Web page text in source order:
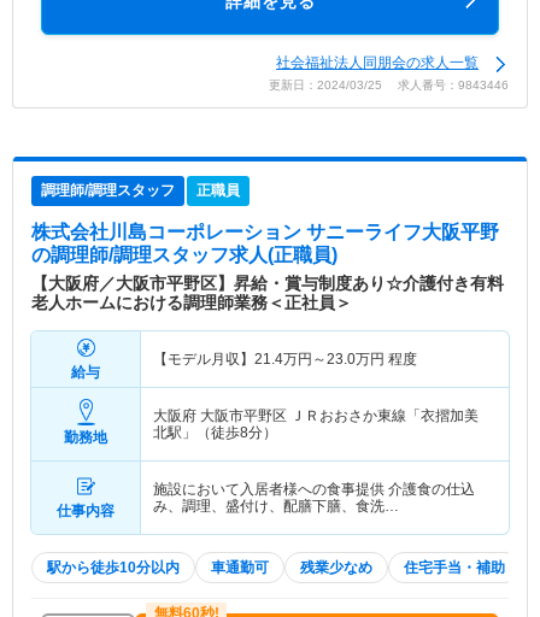
社会福祉法人同朋会の求人一覧
更新日：2024/03/25 求人番号：9843446
調理師/調理スタッフ 正職員
株式会社川島コーポレーション サニーライフ大阪平野
の調理師/調理スタッフ求人(正職員)
【大阪府／大阪市平野区】昇給・賞与制度あり☆介護付き有料
老人ホームにおける調理師業務＜正社員＞
給与
【モデル月収】 21.4万円～23.0万円 程度
勤務地
大阪府 大阪市平野区 ＪＲおおさか東線「衣摺加美
北駅」（徒歩8分）
仕事内容
施設において入居者様への食事提供 介護食の仕込
み、調理、盛付け、配膳下膳、食洗…
駅から徒歩10分以内 車通勤可 残業少なめ 住宅手当・補助